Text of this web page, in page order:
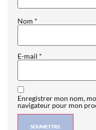
Nom *
E-mail *
Enregistrer mon nom,
navigateur pour mon